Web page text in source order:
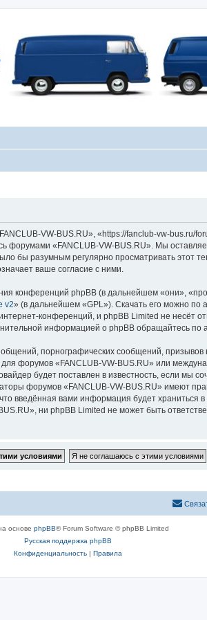
VW-BUS.RU», «https://fanclub-vw-bus.ru/
форумами «FANCLUB-VW-BUS.RU». Мы
бы разумным регулярно просматривать этот
ваше согласие с ними.
конференций phpBB (в дальнейшем «они»,
v2» (в дальнейшем «GPL»). Скачать его можно по
конференций, и phpBB Limited не несёт
информацией о phpBB обращайтесь по
порнографических сообщений,
форумов «FANCLUB-VW-BUS.RU» или
будет поставлен в известность, если мы
форумов «FANCLUB-VW-BUS.RU» имеют
введённая вами информация будет
ни phpBB Limited не может быть
основе phpBB® Forum Software © phpBB Limited
Русская поддержка phpBB
Конфиденциальность| Правила